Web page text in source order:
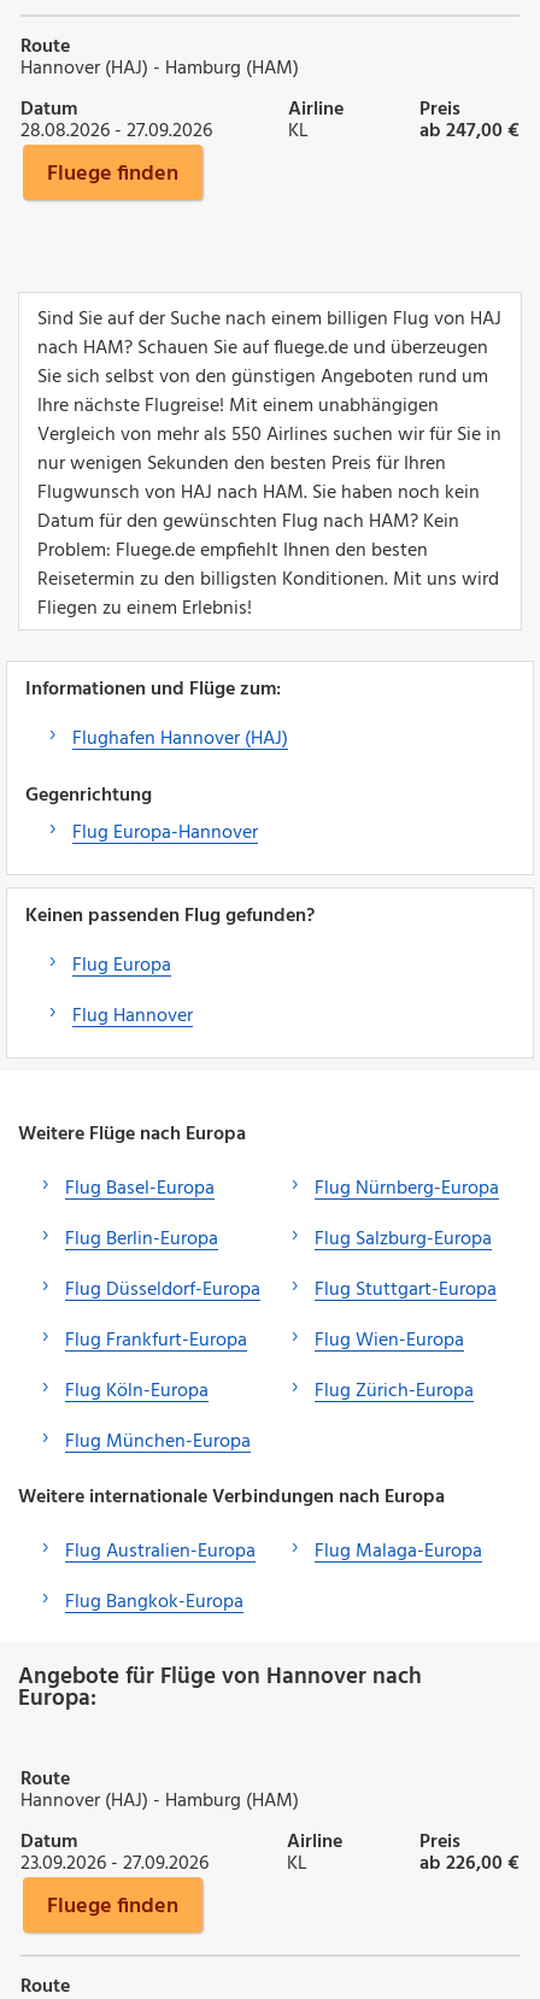
Route
Hannover (HAJ) - Hamburg (HAM)
Datum
28.08.2026 - 27.09.2026
Airline
KL
Preis
ab 247,00 €
Fluege finden
Sind Sie auf der Suche nach einem billigen Flug von HAJ
nach HAM? Schauen Sie auf fluege.de und überzeugen
Sie sich selbst von den günstigen Angeboten rund um
Ihre nächste Flugreise! Mit einem unabhängigen
Vergleich von mehr als 550 Airlines suchen wir für Sie in
nur wenigen Sekunden den besten Preis für Ihren
Flugwunsch von HAJ nach HAM. Sie haben noch kein
Datum für den gewünschten Flug nach HAM? Kein
Problem: Fluege.de empfiehlt Ihnen den besten
Reisetermin zu den billigsten Konditionen. Mit uns wird
Fliegen zu einem Erlebnis!
Informationen und Flüge zum:
Flughafen Hannover (HAJ)
Gegenrichtung
Flug Europa-Hannover
Keinen passenden Flug gefunden?
Flug Europa
Flug Hannover
Weitere Flüge nach Europa
Flug Basel-Europa
Flug Berlin-Europa
Flug Düsseldorf-Europa
Flug Frankfurt-Europa
Flug Köln-Europa
Flug München-Europa
Flug Nürnberg-Europa
Flug Salzburg-Europa
Flug Stuttgart-Europa
Flug Wien-Europa
Flug Zürich-Europa
Weitere internationale Verbindungen nach Europa
Flug Australien-Europa
Flug Bangkok-Europa
Flug Malaga-Europa
Angebote für Flüge von Hannover nach
Europa:
Route
Hannover (HAJ) - Hamburg (HAM)
Datum
23.09.2026 - 27.09.2026
Airline
KL
Preis
ab 226,00 €
Fluege finden
Route